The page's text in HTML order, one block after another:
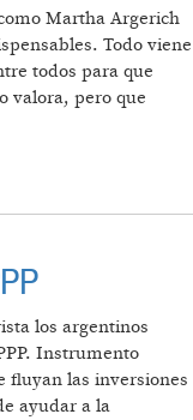
Martha Argerich
Todo viene
todos para que
valora, pero que
los argentinos
Instrumento
fluyan las inversiones
ayudar a la